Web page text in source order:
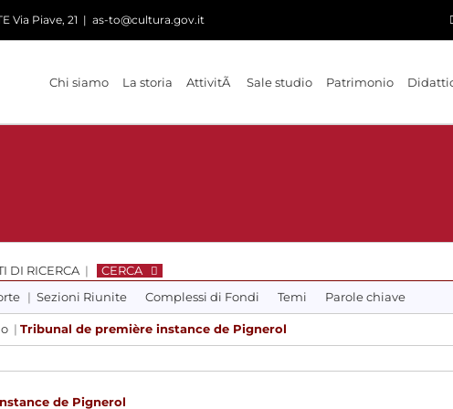
Via Piave, 21 | as-to@cultura.gov.it
Chi siamo La storia AttivitÃ Sale studio Patrimonio
DI RICERCA |
CERCA
| Sezioni Riunite Complessi di Fondi Temi Parole chiave
| Tribunal de première instance de Pignerol
de Pignerol